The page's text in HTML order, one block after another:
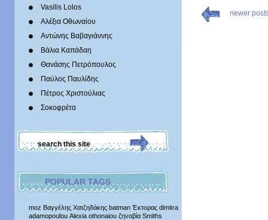
Vasilis Lolos
Αλέξια Οθωναίου
Αντώνης Βαβαγιάννης
Βάλια Καπάδαη
Θανάσης Πετρόπουλος
Παύλος Παυλίδης
Πέτρος Χριστούλιας
Σοκοφρέτα
POPULAR TAGS
moz Βαγγέλης Χατζηδάκης batman Έκτορας dimitra
adamopoulou Alexia othonaiou ζηνοβία Smiths
newer